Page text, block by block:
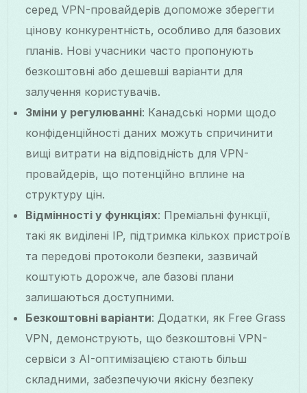
серед VPN-провайдерів допоможе зберегти
цінову конкурентність, особливо для базових
планів. Нові учасники часто пропонують
безкоштовні або дешевші варіанти для
залучення користувачів.
Зміни у регулюванні: Канадські норми щодо
конфіденційності даних можуть спричинити
вищі витрати на відповідність для VPN-
провайдерів, що потенційно вплине на
структуру цін.
Відмінності у функціях: Преміальні функції,
такі як виділені IP, підтримка кількох пристроїв
та передові протоколи безпеки, зазвичай
коштують дорожче, але базові плани
залишаються доступними.
Безкоштовні варіанти: Додатки, як Free Grass
VPN, демонструють, що безкоштовні VPN-
сервіси з AI-оптимізацією стають більш
складними, забезпечуючи якісну безпеку